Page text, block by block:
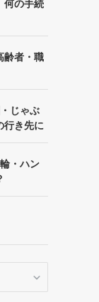
何の手続
齢者・職
じゃぶ
行き先に
・ハン